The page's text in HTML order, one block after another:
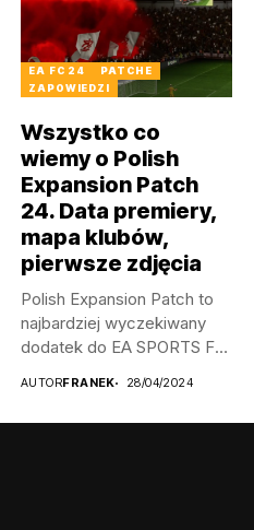
EA FC 24
PATCHE
ZAPOWIEDZI
Wszystko co
wiemy o Polish
Expansion Patch
24. Data premiery,
mapa klubów,
pierwsze zdjęcia
Polish Expansion Patch to
najbardziej wyczekiwany
dodatek do EA SPORTS FC
AUTORFRANEK 28/04/2024